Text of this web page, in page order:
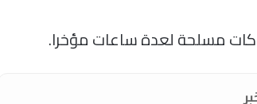
مسلحة لعدة ساعات مؤخرا.